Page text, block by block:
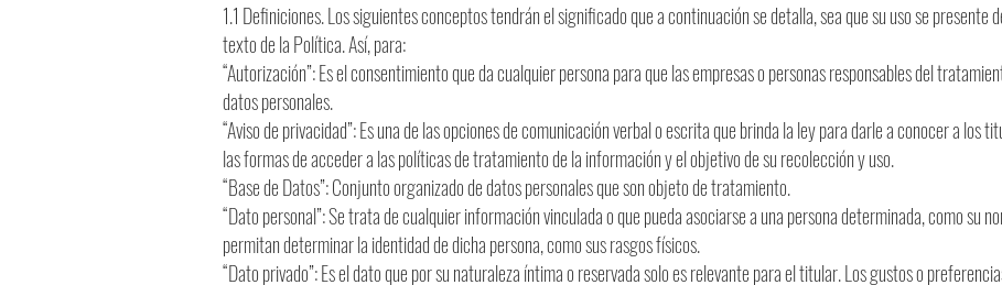
1.1 Definiciones. Los siguientes conceptos tendrán el significado que a continuación se detalla, sea que su uso se presente
texto de la Política. Así, para:
“Autorización”: Es el consentimiento que da cualquier persona para que las empresas o personas responsables del
datos personales.
“Aviso de privacidad”: Es una de las opciones de comunicación verbal o escrita que brinda la ley para darle a conocer a los
las formas de acceder a las políticas de tratamiento de la información y el objetivo de su recolección y uso.
“Base de Datos”: Conjunto organizado de datos personales que son objeto de tratamiento.
“Dato personal”: Se trata de cualquier información vinculada o que pueda asociarse a una persona determinada, como su
permitan determinar la identidad de dicha persona, como sus rasgos físicos.
“Dato privado”: Es el dato que por su naturaleza íntima o reservada solo es relevante para el titular. Los gustos o